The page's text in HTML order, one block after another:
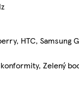
HTC, Samsung
Zelený